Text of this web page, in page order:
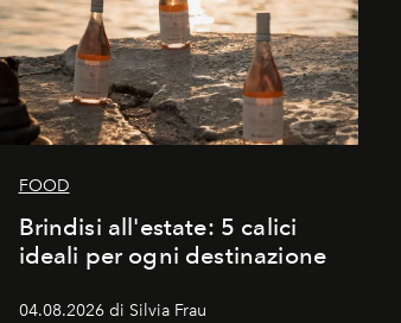
FOOD
Brindisi all'estate: 5 calici
ideali per ogni destinazione
04.08.2026 di Silvia Frau